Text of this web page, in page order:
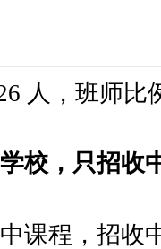
人，班师比
校，只招收
课程，招收